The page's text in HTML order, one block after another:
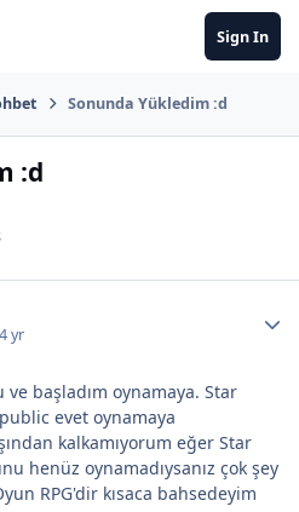
Sign In
Sonunda Yükledim :d
:d
yr
başladım oynamaya. Star
evet oynamaya
kalkamıyorum eğer Star
henüz oynamadıysanız çok şey
RPG'dir kısaca bahsedeyim